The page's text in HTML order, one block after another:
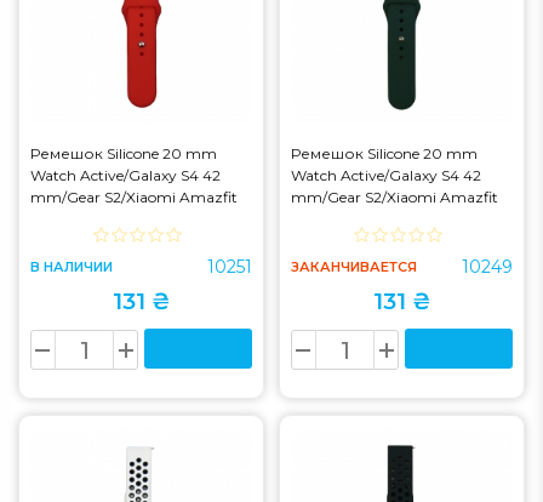
Ремешок Silicone 20 mm
Watch Active/Galaxy S4 42
mm/Gear S2/Xiaomi Amazfit
В НАЛИЧИИ 10251
131 ₴
Ремешок Silicone 20 mm
Watch Active/Galaxy S4 42
mm/Gear S2/Xiaomi Amazfit
ЗАКАНЧИВАЕТСЯ 10249
131 ₴